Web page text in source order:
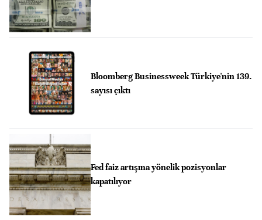
Bloomberg Businessweek Türkiye'nin 139.
sayısı çıktı
Fed faiz artışına yönelik pozisyonlar
kapatılıyor